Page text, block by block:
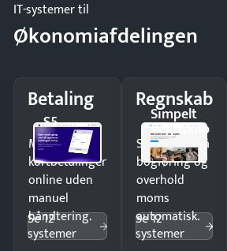
IT-systemer til
Økonomiafdelingen
Betaling
S5
Modtag
kortbetalinger
online uden
manuel
håndtering.
Se 12
systemer
Regnskab
Simpelt
Regnskab
Spar timer på
bogføring og
overhold
moms
automatisk.
Se 12
systemer